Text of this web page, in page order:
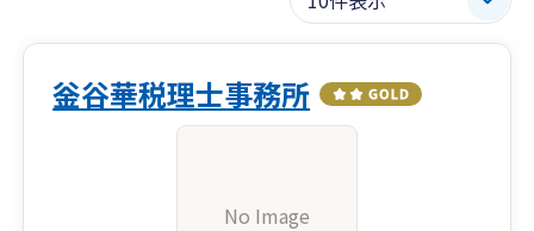
釡谷華税理士事務所
No Image